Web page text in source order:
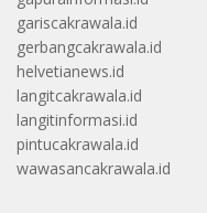
gariscakrawala.id
gerbangcakrawala.id
helvetianews.id
langitcakrawala.id
langitinformasi.id
pintucakrawala.id
wawasancakrawala.id